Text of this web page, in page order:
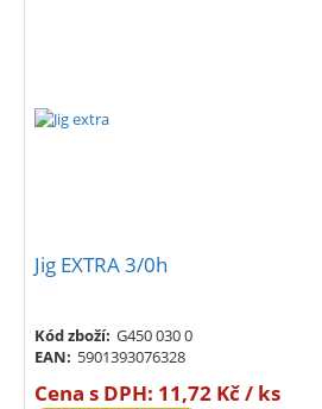
Jig EXTRA 3/0h
Kód zboží: G450 030 0
EAN: 5901393076328
Cena s DPH: 11,72 Kč / ks